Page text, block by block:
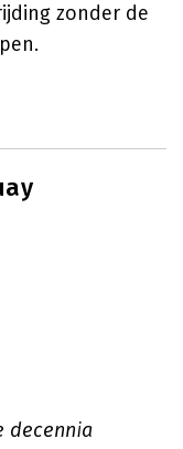
zonder de
decennia